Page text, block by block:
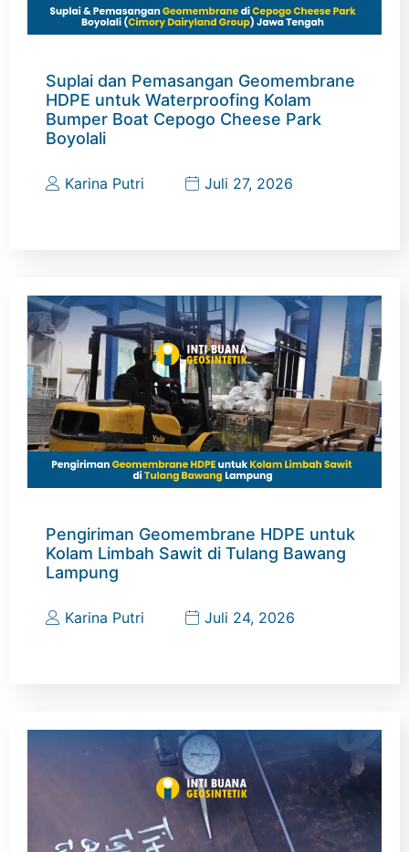
Suplai dan Pemasangan Geomembrane
HDPE untuk Waterproofing Kolam
Bumper Boat Cepogo Cheese Park
Boyolali
Karina Putri Juli 27, 2026
Pengiriman Geomembrane HDPE untuk
Kolam Limbah Sawit di Tulang Bawang
Lampung
Karina Putri Juli 24, 2026